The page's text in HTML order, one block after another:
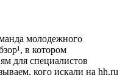
молодежного
в котором
для специалистов
кого искали на hh.ru